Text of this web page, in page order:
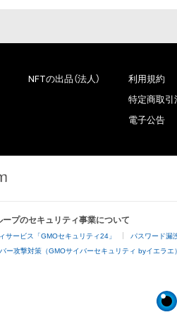
NFTの出品（法人）
利用規約
特定商取引
電子公告
プのセキュリティ事業について
サービス「GMOセキュリティ24」 パスワード漏
ー攻撃対策（GMOサイバーセキュリティ byイエラエ）